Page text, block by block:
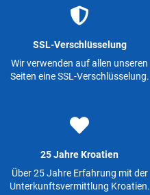
SSL-Verschlüsselung
Wir verwenden auf allen unseren
Seiten eine SSL-Verschlüsselung.
25 Jahre Kroatien
Über 25 Jahre Erfahrung mit der
Unterkunftsvermittlung Kroatien.